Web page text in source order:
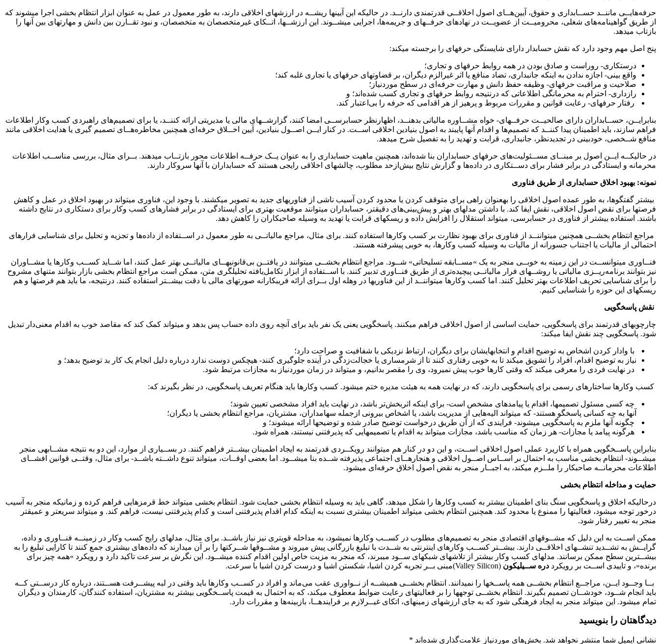
حرفه‌هایــی ماننــد حســابداری و حقوق، آیین‌هــای اصول اخلاقــی قدرتمندی دارنــد. در حالیکه این آیینها ریشــه در ارزشهای اخلاقی دارند، به طور معمول در عمل به عنوان ابزار انتظام بخشی اجرا میشوند که
از طریق گواهینامه‌های شغلی، محرومیــت از عضویــت در نهادهای حرفــهای و جریمه‌ها، اجرایی میشــوند. این ارزشــها، اتــکای غیرمتخصصان به متخصصان، و نبود تقــارن بین دانش و مهارتهای بین آنها را
بازتاب میدهد.
پنج اصل مهم وجود دارد که نقش حسابدار دارای شایستگی حرفهای را برجسته میکند:
درستکاری- روراست و صادق بودن در همه روابط حرفهای و تجاری؛
واقع بینی- اجازه ندادن به اینکه جانبداری، تضاد منافع یا اثر غیرالزم دیگران، بر قضاوتهای حرفهای یا تجاری غلبه کند؛
صلاحیت و مراقبت حرفهای- وظیفه حفظ دانش و مهارت حرفه‌ای در سطح موردنیاز؛
رازداری- احترام به محرمانگی اطلاعاتی که درنتیجه روابط حرفهای و تجاری کسب شده‌اند؛ و
رفتار حرفهای- رعایت قوانین و مقررات مربوط و پرهیز از هر اقدامی که حرفه را بی‌اعتبار کند.
بنابرایــن، حســابداران دارای صالحیــت حرفــهای- خواه مشــاوره مالیاتی بدهنــد، اظهارنظر حسابرســی امضا کنند، گزارشــهای مالی یا مدیریتی ارائه کننــد، یا برای تصمیم‌های راهبردی کسب وکار اطلاعات
فراهم سازند، باید اطمینان پیدا کننــد که تصمیم‌ها و اقدام آنها پایبند به اصول بنیادین اخلاقی اســت. در کنار ایــن اصــول بنیادین، آیین اخــلاق حرفه‌ای همچنین مخاطره‌هــای تصمیم گیری یا هدایت اخلاقی مانند
منافع شــخصی، خودبینی در تجدیدنظر، جانبداری، قرابت و تهدید را به تفصیل شرح میدهد.
در حالیکــه ایــن اصول بر مبنــای مســئولیت‌های حرفهای حسابداران بنا شده‌اند، همچنین ماهیت حسابداری را به عنوان یــک حرفــه اطلاعات محور بازتــاب میدهند. بــرای مثال، بررسی مناســب اطلاعات
محرمانه و ایستادگی در برابر فشار برای دســتکاری در داده‌ها و گزارش نتایج بیش‌ازحد مطلوب، چالشهای اخلاقی رایجی هستند که حسابداران با آنها سروکار دارند.
نمونه: بهبود اخلاق حسابداری از طریق فناوری
بیشتر گفتگوها، به طور عمده اصول اخلاقی را بهعنوان راهی برای متوقف کردن یا محدود کردن آسیب ناشی از فناوریهای جدید به تصویر میکشند. با وجود این، فناوری میتواند در بهبود اخلاق در عمل و کاهش
فرصتها برای نقض اصول اخلاقی، نقش ایفا کند. با داشتن مدلهای بهتر و پیش‌بینی‌های دقیقتر، حسابداران میتوانند موقعیت بهتری برای ایستادگی در برابر فشارهای کسب وکار برای دستکاری در نتایج داشته
باشند. استفاده بیشتر از فناوری در حسابرسی، میتواند استقلال را افزایش داده و ریسکهای قرابت یا تهدید به وسیله صاحبکاران را کاهش دهد.
مراجع انتظام بخشــی همچنین میتواننــد از فناوری برای بهبود نظارت بر کسب وکارها استفاده کنند. برای مثال، مراجع مالیاتــی به طور معمول در اســتفاده از داده‌ها و تجزیه و تحلیل برای شناسایی فرارهای
احتمالی از مالیات یا اجتناب جسورانه از مالیات به وسیله کسب وکارها، به خوبی پیشرفته هستند.
فنــاوری میتوانســت در این زمینه به خوبــی منجر به یک »مســابقه تسلیحاتی» شــود. مراجع انتظام بخشــی میتوانند در یافتــن بی‌قانونیهــای مالیاتــی بهتر عمل کنند، اما شــاید کســب وکارها یا مشــاوران
نیز بتوانند برنامه‌ریــزی مالیاتی یا روشــهای فرار مالیاتــی پیچیده‌تری از طریق فنــاوری تدبیر کنند. با اســتفاده از ابزار تکامل‌یافته تحلیلگری متن، ممکن است مراجع انتظام بخشی بازار بتوانند متنهای مشروح
را برای شناسایی تحریف اطلاعات بهتر تحلیل کنند. اما کسب وکارها میتواننــد از این فناوریها در وهله اول بــرای ارائه فریبکارانه صورتهای مالی با دقت بیشــتر استفاده کنند. درنتیجه، ما باید هم فرصتها و هم
ریسکهای این حوزه را شناسایی کنیم.
نقش پاسخگویی
چارچوبهای قدرتمند برای پاسخگویی، حمایت اساسی از اصول اخلاقی فراهم میکنند. پاسخگویی یعنی یک نفر باید برای آنچه روی داده حساب پس بدهد و میتواند کمک کند که مقاصد خوب به اقدام معنی‌دار تبدیل
شود. پاسخگویی چند نقش ایفا میکند:
با وادار کردن اشخاص به توضیح اقدام و انتخابهایشان برای دیگران، ارتباط نزدیکی با شفافیت و صراحت دارد؛
نیاز به توضیح اقدام، افراد را تشویق میکند تا به خوبی رفتاری کنند تا از شرمساری یا خجالت‌زدگی در آینده جلوگیری کنند- هیچکس دوست ندارد درباره دلیل انجام یک کار بد توضیح بدهد؛ و
در نهایت فردی را معرفی میکند که وقتی کارها خوب پیش نمیرود، وی را مقصر بدانیم، و میتواند در زمان موردنیاز به مجازات مرتبط شود.
کسب وکارها ساختارهای رسمی برای پاسخگویی دارند، که در نهایت همه به هیئت مدیره ختم میشود. کسب وکارها باید هنگام تعریف پاسخگویی، در نظر بگیرند که:
چه کسی مسئول تصمیمها، اقدام یا پیامدهای مشخص است- برای اینکه اثربخش‌تر باشد، در نهایت باید افراد مشخصی تعیین شوند؛
آنها به چه کسانی پاسخگو هستند- که میتواند الیه‌هایی از مدیریت باشد، یا اشخاص بیرونی ازجمله سهامداران، مشتریان، مراجع انتظام بخشی یا دیگران؛
چگونه آنها ملزم به پاسخگویی میشوند- فرایندی که از آن طریق درخواست توضیح صادر شده و توضیحها ارائه میشوند؛ و
هرگونه پیامد یا مجازات- هر زمان که مناسب باشد، مجازات میتواند به اقدام یا تصمیمهایی که پذیرفتنی نیستند، همراه شود.
بنابراین پاســخگویی همراه با کاریرد عملی اصول اخلاقی اســت، و این دو در کنار هم میتوانند رویکــردی قدرتمند به ایجاد اطمینان بیشــتر فراهم کنند. در بســیاری از موارد، این دو به نتیجه مشــابهی منجر
میشــوند- انتظام بخشی مناسب به‌ احتمال بر اســاس اصــول اخلاقی و هنجارهــای اجتماعی پذیرفته شــده بنا میشــود. اما بعضی اوقــات، میتواند تنوع داشــته باشــد- برای مثال، وقتــی قوانین افشــای
اطلاعات محرمانــه صاحبکار را ملــزم میکند، به اجبــار منجر به نقض اصول اخلاق حرفه‌ای میشود.
حمایت و مداخله انتظام بخشی
درحالیکه اخلاق و پاسخگویی سنگ بنای اطمینان بیشتر به کسب وکارها را شکل میدهد، گاهی باید به وسیله انتظام بخشی حمایت شود. انتظام بخشی میتواند خط قرمزهایی فراهم کرده و زمانیکه منجر به آسیب
درخور توجه میشود، فعالیتها را ممنوع یا محدود کند. همچنین انتظام بخشی میتواند اطمینان بیشتری نسبت به اینکه کدام اقدام پذیرفتنی است و کدام پذیرفتنی نیست، فراهم کند. و میتواند سریعتر و عمیقتر
منجر به تغییر رفتار شود.
ممکن اســت به این دلیل که مشــوقهای اقتصادی منجر به تصمیم‌های مطلوب در کســب وکارها نمیشود، به مداخله قویتری نیز نیاز باشــد. برای مثال، مدلهای رایج کسب وکار در زمینــه فنــاوری و داده،
گرایــش به تشــدید تنشــهای اخلاقــی دارند. بیشــتر کســب وکارهای اینترنتی به شــدت با تبلیغ بازرگانی پیش میروند و مشــوقها شــرکتها را بر آن میدارند که داده‌های بیشتری جمع کنند تا کارایی تبلیغ را به
بیشــترین سطح ممکن برسانند. مدلهای کسب وکار بیشتر از تلاشهای شبکهای ســود میبرند، که منجر به مزیت خاص اولین اقدام کننده میشــود. این نگرش بر سرعت تاکید دارد و رویکرد »همه چیز برای
برنده«، و تاییدی اســت بر رویکرد دره ســیلیکون (Valley Silicon)مبنی بــر تجربه کردن اشیا، شکستن اشیا و درست کردن اشیا با سرعت.
بــا وجــود ایــن، مراجــع انتظام بخشــی همه پاســخها را نمیدانند. انتظام بخشــی همیشــه از نــواوری عقب می‌ماند و افراد در کســب وکارها باید وقتی در لبه پیشــرفت هســتند، درباره کار درســتی کــه
باید انجام شــود، خودشــان تصمیم بگیرند. انتظام بخشــی توجهها را بر فعالیتهای رعایت ضوابط معطوف میکند، که به احتمال به قیمت پاســخگویی بیشتر به مشتریان، استفاده‌ کنندگان، کارمندان و دیگران
تمام میشود. این میتواند منجر به ایجاد فرهنگی شود که به جای ارزشهای زمینهای، اتکای غیــرلازم بر فرایندهــا، بازبینه‌ها و مقررات دارد.
دیدگاهتان را بنویسید
نشانی ایمیل شما منتشر نخواهد شد. بخش‌های موردنیاز علامت‌گذاری شده‌اند *